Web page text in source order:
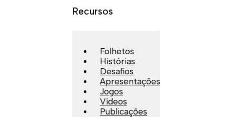
Recursos
Folhetos
Histórias
Desafios
Apresentações
Jogos
Vídeos
Publicações